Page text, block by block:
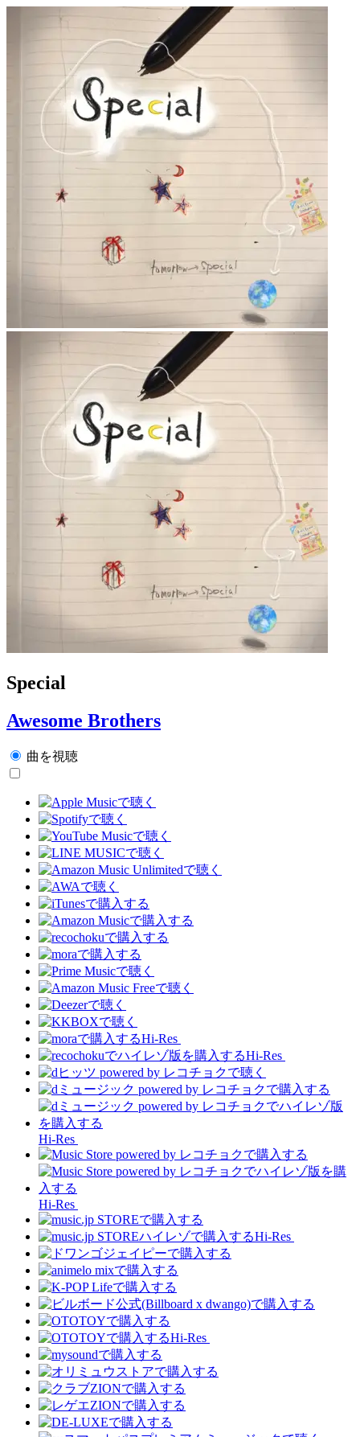
Special
Awesome Brothers
曲を視聴
Hi-Res
Hi-Res
Hi-Res
Hi-Res
Hi-Res
Hi-Res